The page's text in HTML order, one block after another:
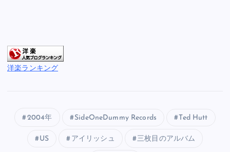
洋楽ランキング
2004年 SideOneDummy Records Ted Hutt
US アイリッシュ 三枚目のアルバム